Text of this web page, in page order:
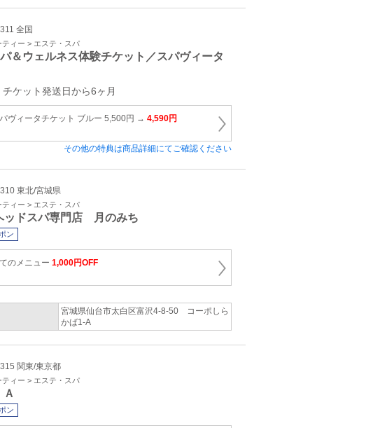
全国
ィー > エステ・スパ
＆ウェルネス体験チケット／スパヴィータ
ケット発送日から6ヶ月
ヴィータチケット ブルー 5,500円 → 4,590円
その他の特典は商品詳細にてご確認ください
東北/宮城県
ィー > エステ・スパ
ッドスパ専門店 月のみち
ン
のメニュー 1,000円OFF
宮城県仙台市太白区富沢4-8-50 コーポしら
かば1-A
関東/東京都
ィー > エステ・スパ
Ａ
ン